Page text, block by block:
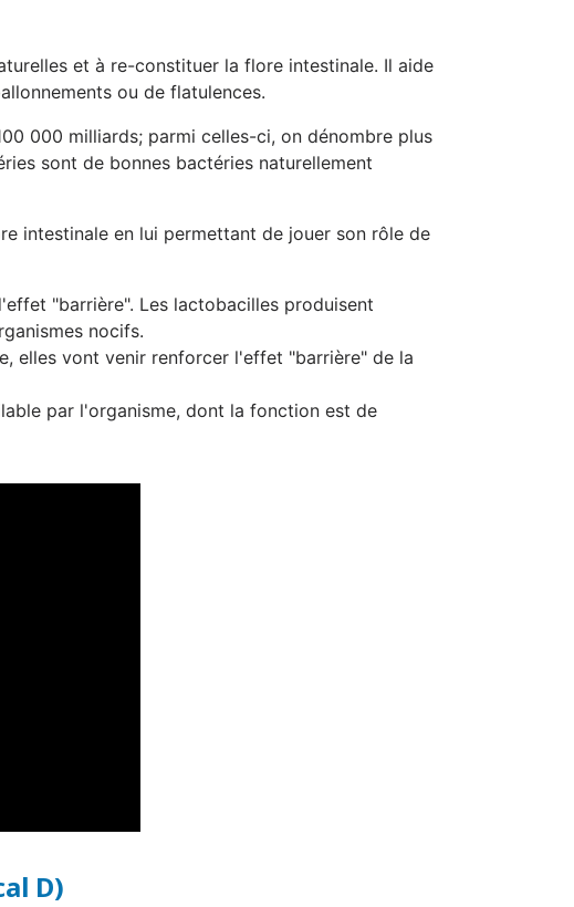
et à re-constituer la flore intestinale. Il aide
ou de flatulences.
000 milliards; parmi celles-ci, on dénombre plus
sont de bonnes bactéries naturellement
intestinale en lui permettant de jouer son rôle de
"barrière". Les lactobacilles produisent
nocifs.
elles vont venir renforcer l'effet "barrière" de la
par l'organisme, dont la fonction est de
D)